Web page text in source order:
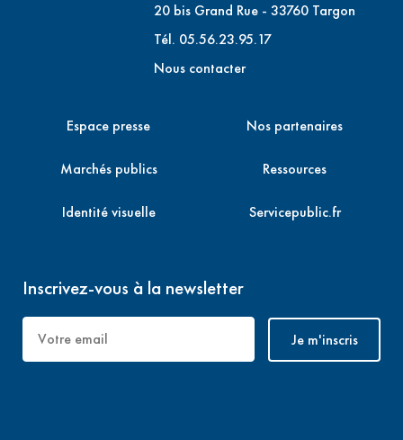
20 bis Grand Rue - 33760 Targon
Tél. 05.56.23.95.17
Nous contacter
Espace presse
Marchés publics
Identité visuelle
Nos partenaires
Ressources
Servicepublic.fr
Inscrivez-vous à la newsletter